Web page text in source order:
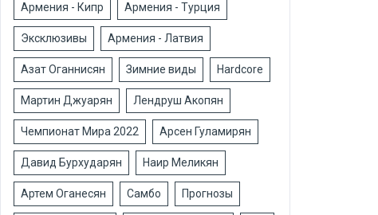
Армения - Кипр Армения - Турция
Эксклюзивы Армения - Латвия
Азат Оганнисян Зимние виды Hardcore
Мартин Джуарян Лендруш Акопян
Чемпионат Мира 2022 Арсен Гуламирян
Давид Бурхударян Наир Меликян
Артем Оганесян Самбо Прогнозы